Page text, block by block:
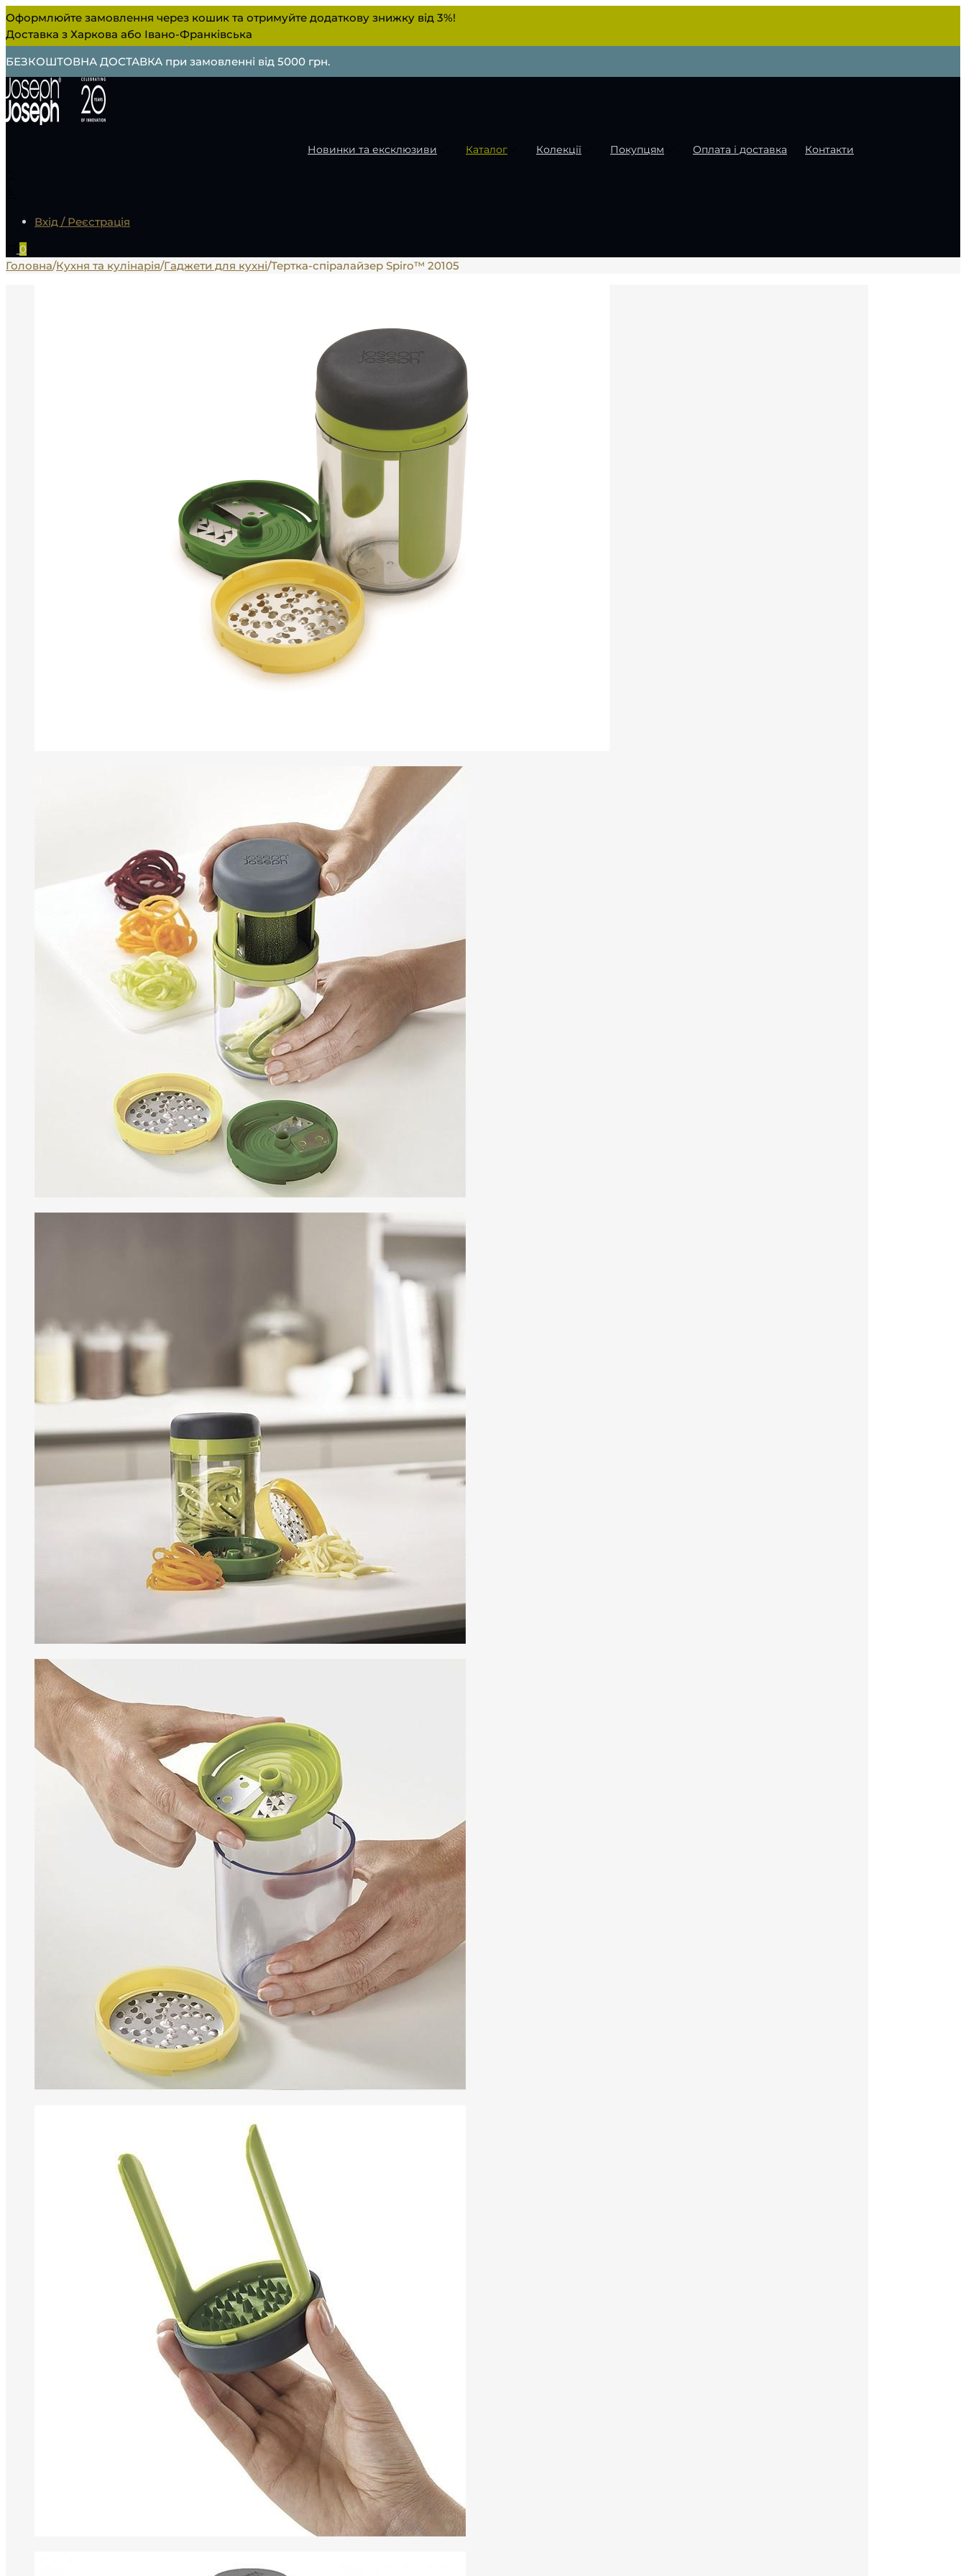
Оформлюйте замовлення через кошик та отримуйте додаткову знижку від 3%!
Доставка з Харкова або Івано-Франківська
БЕЗКОШТОВНА ДОСТАВКА при замовленні від 5000 грн.
Новинки та ексклюзиви Каталог Колекції Покупцям Оплата і доставка Контакти
Вхід / Реєстрація
0
Головна/Кухня та кулінарія/Гаджети для кухні/Тертка-спіралайзер Spiro™ 20105